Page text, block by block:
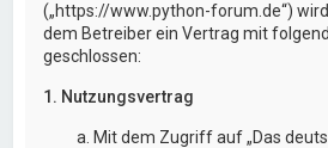
(„https://www.python-forum.de“)
dem Betreiber ein Vertrag mit
geschlossen:
1. Nutzungsvertrag
Mit dem Zugriff auf „Das